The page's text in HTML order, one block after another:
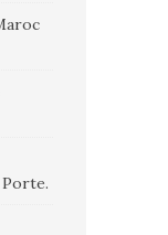
Porte.